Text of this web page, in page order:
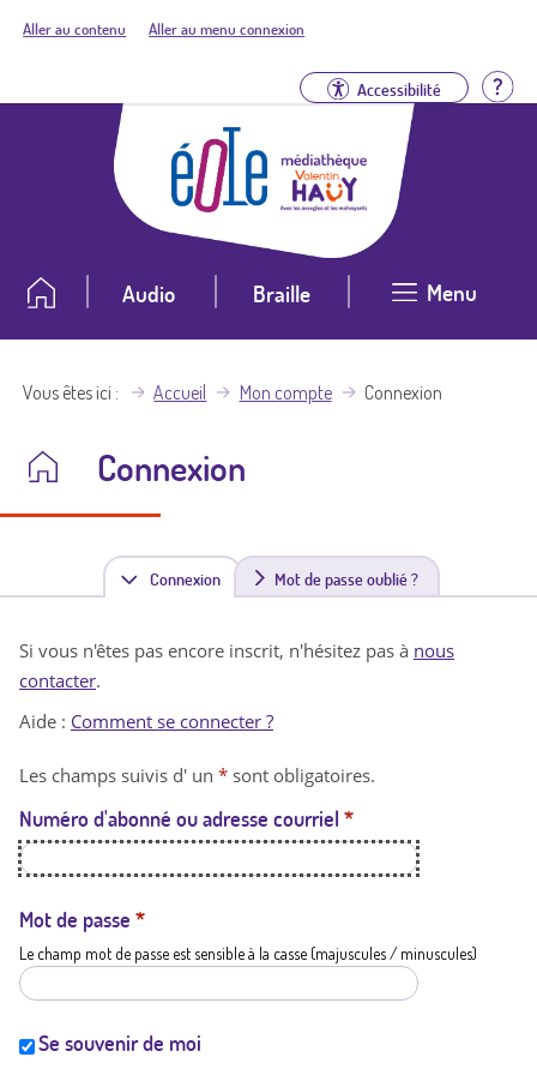
Aller au contenu Aller au menu connexion
Accessibilité
Audio Braille Menu
Vous êtes ici Accueil Mon compte Connexion
Connexion
Connexion(
n
t
a
t
i
Mot de passe oublié ?
Si vous n'êtes pas encore inscrit, n'hésitez pas à nous
contacter.
Aide : Comment se connecter ?
Les champs suivis d' un * sont obligatoires.
Numéro d'abonné ou adresse courriel *
Mot de passe *
Le champ mot de passe est sensible à la casse (majuscules / minuscules)
Se souvenir de moi